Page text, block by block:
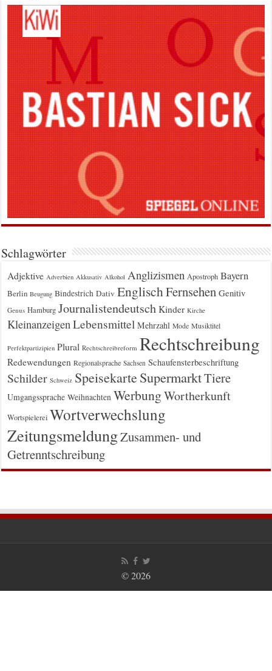
Schlagwörter
Adjektive Adverbien Akkusativ Alkohol Anglizismen Apostroph Bayern
Berlin Beugung Bindestrich Dativ EnglischFernsehen Genitiv
Genus Hamburg Journalistendeutsch Kinder Kirche
Kleinanzeigen Lebensmittel Mehrzahl Mode Musiktitel
Perfektpartizipien Plural Rechtschreibreform Rechtschreibung
Redewendungen Regionalsprache Sachsen Schaufensterbeschriftung
Schilder Schweiz Speisekarte SupermarktTiere
Umgangssprache Weihnachten WerbungWortherkunft
Wortspielerei Wortverwechslung
ZeitungsmeldungZusammen- und
Getrenntschreibung
© 2026